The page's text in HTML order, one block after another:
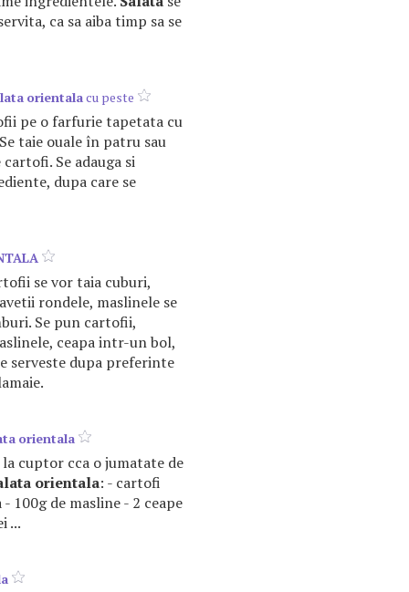
ca sa aiba timp sa se
orientalacu peste
pe o farfurie tapetata cu
taie ouale în patru sau
Se adauga si
dupa care se
se vor taia cuburi,
rondele, maslinele se
Se pun cartofii,
ceapa intr-un bol,
serveste dupa preferinte
orientala
la cuptor cca o jumatate de
orientala: - cartofi
100g de masline - 2 ceape
...